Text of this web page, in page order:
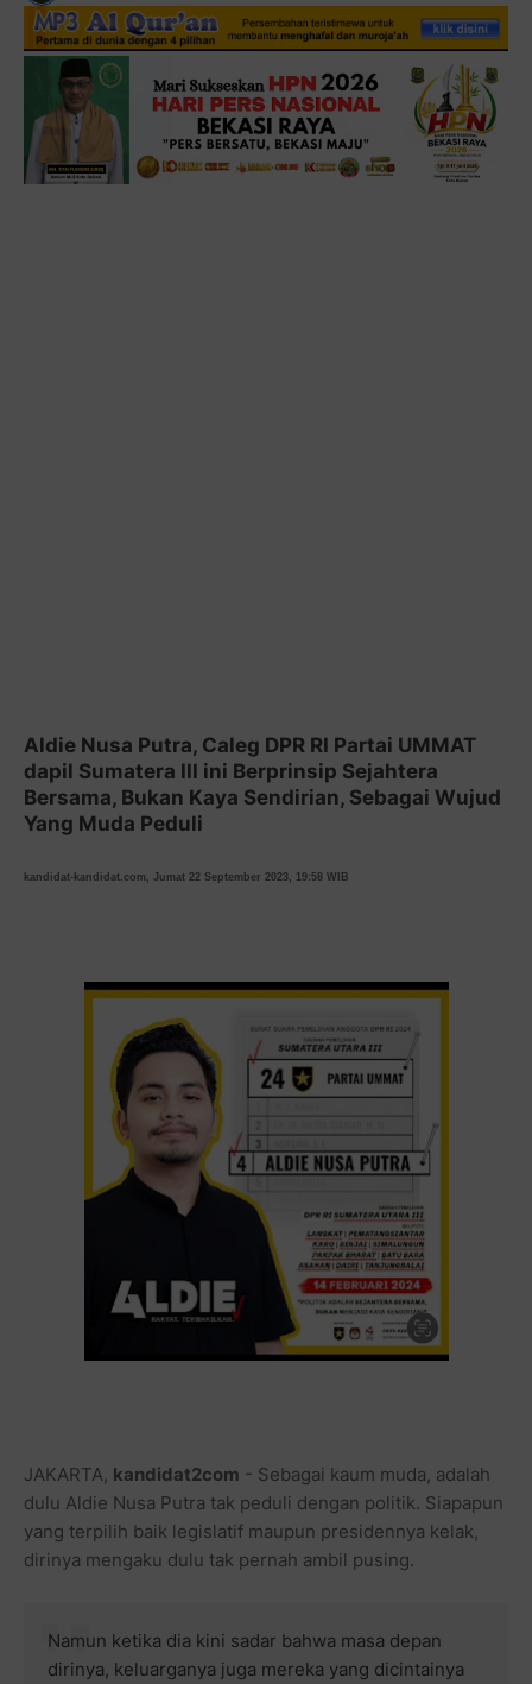
Aldie Nusa Putra, Caleg DPR RI Partai UMMAT
dapil Sumatera III ini Berprinsip Sejahtera
Bersama, Bukan Kaya Sendirian, Sebagai Wujud
Yang Muda Peduli
kandidat-kandidat.com, Jumat 22 September 2023, 19:58 WIB
JAKARTA, kandidat2com - Sebagai kaum muda, adalah
dulu Aldie Nusa Putra tak peduli dengan politik. Siapapun
yang terpilih baik legislatif maupun presidennya kelak,
dirinya mengaku dulu tak pernah ambil pusing.
Namun ketika dia kini sadar bahwa masa depan
dirinya, keluarganya juga mereka yang dicintainya